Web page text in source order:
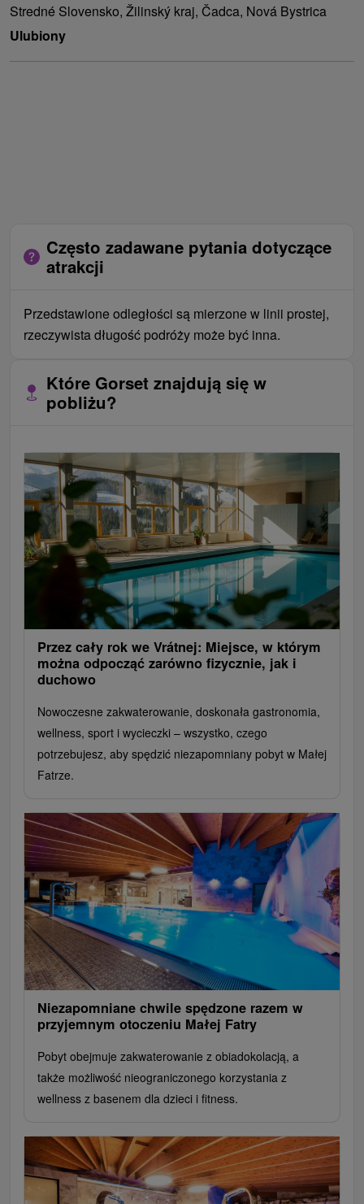
Stredné Slovensko, Žilinský kraj, Čadca, Nová Bystrica
Ulubiony
Często zadawane pytania dotyczące
atrakcji
Przedstawione odległości są mierzone w linii prostej,
rzeczywista długość podróży może być inna.
Które Gorset znajdują się w
pobliżu?
Przez cały rok we Vrátnej: Miejsce, w którym
można odpocząć zarówno fizycznie, jak i
duchowo
Nowoczesne zakwaterowanie, doskonała gastronomia,
wellness, sport i wycieczki – wszystko, czego
potrzebujesz, aby spędzić niezapomniany pobyt w Małej
Fatrze.
Niezapomniane chwile spędzone razem w
przyjemnym otoczeniu Małej Fatry
Pobyt obejmuje zakwaterowanie z obiadokolacją, a
także możliwość nieograniczonego korzystania z
wellness z basenem dla dzieci i fitness.